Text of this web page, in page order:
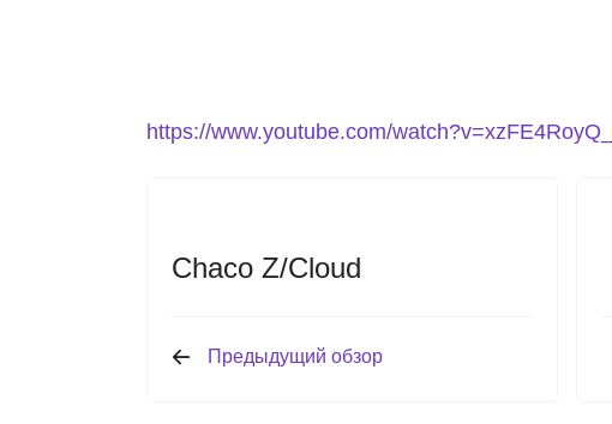
https://www.youtube.com/
Chaco Z/Cloud
Предыдущий обзор